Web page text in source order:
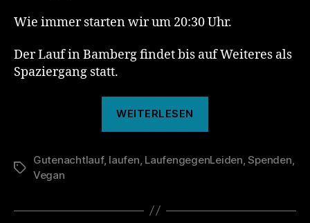
Wie immer starten wir um 20:30 Uhr.
Der Lauf in Bamberg findet bis auf Weiteres als
Spaziergang statt.
WEITERLESEN
Schlagwörter
Gutenachtlauf, laufen, LaufengegenLeiden,Spenden,
Vegan